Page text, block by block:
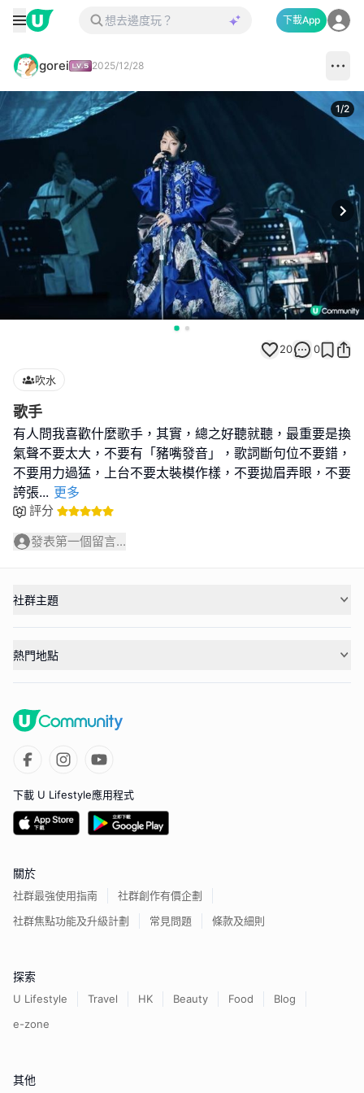
下載App
gorei 2025/12/28
1/2
20 0
吹水
歌手
有人問我喜歡什麼歌手，其實，總之好聽就聽，最重要是換
氣聲不要太大，不要有「豬嘴發音」，歌詞斷句位不要錯，
不要用力過猛，上台不要太裝模作樣，不要拋眉弄眼，不要
誇張... 更多
評分
發表第一個留言...
社群主題
熱門地點
下載 U Lifestyle應用程式
關於
社群最強使用指南
社群創作有價企劃
社群焦點功能及升級計劃
常見問題 條款及細則
探索
U Lifestyle Travel HK Beauty Food
Blog
e-zone
其他